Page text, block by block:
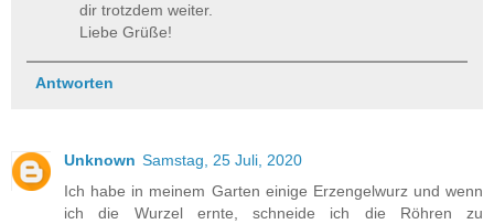
dir trotzdem weiter.
Liebe Grüße!
Antworten
Unknown Samstag, 25 Juli, 2020
Ich habe in meinem Garten einige Erzengelwurz und wenn
ich die Wurzel ernte, schneide ich die Röhren zu